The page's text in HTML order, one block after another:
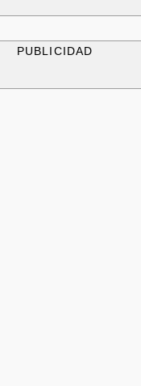
PUBLICIDAD